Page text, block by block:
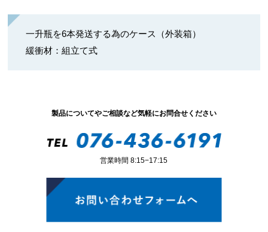
一升瓶を6本発送する為のケース（外装箱）
緩衝材：組立て式
製品についてやご相談など気軽にお問合せください
営業時間 8:15−17:15